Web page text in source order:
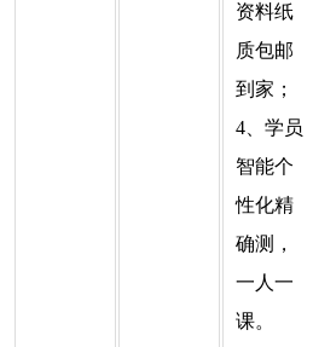
资料纸
质包邮
到家；
4、学员
智能个
性化精
确测，
一人一
课。